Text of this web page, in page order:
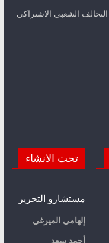
الشعبي الاشتراكي
تحت الانشاء
مستشارو التحرير
إلهامي الميرغي
أحمد سعد